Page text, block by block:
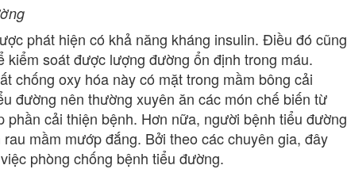
phát hiện có khả năng kháng insulin. Điều đó cũng
kiểm soát được lượng đường ổn định trong máu.
chống oxy hóa này có mặt trong mầm bông cải
đường nên thường xuyên ăn các món chế biến từ
phần cải thiện bệnh. Hơn nữa, người bệnh tiểu đường
mầm mướp đắng. Bởi theo các chuyên gia, đây
phòng chống bệnh tiểu đường.